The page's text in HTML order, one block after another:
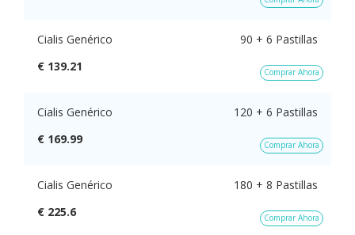
Cialis Genérico
90 + 6 Pastillas
€ 139.21
Comprar Ahora
Cialis Genérico
120 + 6 Pastillas
€ 169.99
Comprar Ahora
Cialis Genérico
180 + 8 Pastillas
€ 225.6
Comprar Ahora